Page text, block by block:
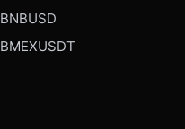
BNBUSD
BMEXUSDT